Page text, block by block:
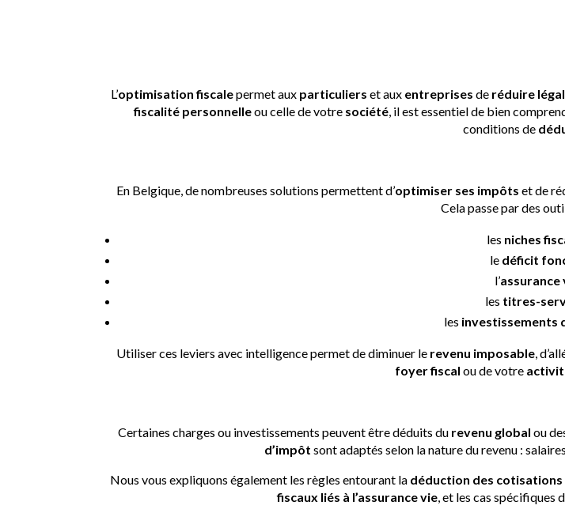
L’optimisation fiscalepermet aux particuliers et aux entreprises de réduire
fiscalité personnelleou celle de votre société, il est essentiel de bien
conditions de
En Belgique, de nombreuses solutions permettent d’optimiser ses impôts et de
Cela passe par des
les niches
le déficit
l’assurance
les titres-
les investissements
Utiliser ces leviers avec intelligence permet de diminuer le revenu imposable,
foyer fiscal ou de votre
Certaines charges ou investissements peuvent être déduits du revenu global ou
d’impôt sont adaptés selon la nature du revenu :
Nous vous expliquons également les règles entourant la déduction des cotisations
fiscaux liés à l’assurance vie, et les cas spécifiques